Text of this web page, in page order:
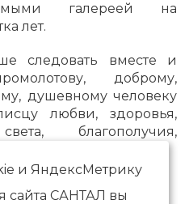
галереей на
лет.
следовать вместе и
доброму,
душевному человеку
любви, здоровья,
благополучия,
энергии!
и ЯндексМетрику
сайта САНТАЛ вы